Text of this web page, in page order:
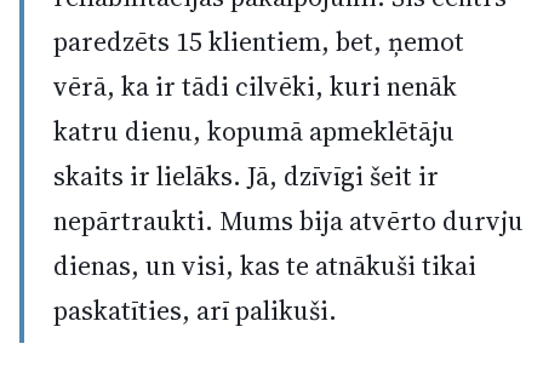
paredzēts 15 klientiem, bet, ņemot
vērā, ka ir tādi cilvēki, kuri nenāk
katru dienu, kopumā apmeklētāju
skaits ir lielāks. Jā, dzīvīgi šeit ir
nepārtraukti. Mums bija atvērto durvju
dienas, un visi, kas te atnākuši tikai
paskatīties, arī palikuši.